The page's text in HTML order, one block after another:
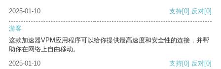
2025-01-10 支持[0] 反对[0]
游客
这款加速器VPM应用程序可以给你提供最高速度和安全性的连接，并帮
助你在网络上自由移动。
2025-01-10
支持[0] 反对[0]